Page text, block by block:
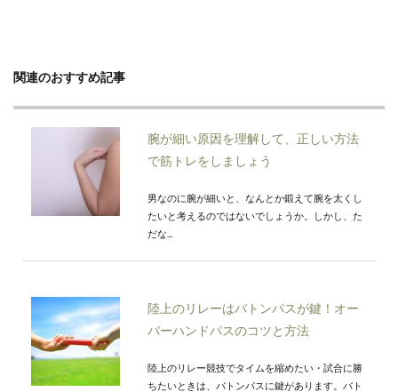
関連のおすすめ記事
腕が細い原因を理解して、正しい方法
で筋トレをしましょう
男なのに腕が細いと、なんとか鍛えて腕を太くし
たいと考えるのではないでしょうか。しかし、た
だな...
陸上のリレーはバトンパスが鍵！オー
バーハンドパスのコツと方法
陸上のリレー競技でタイムを縮めたい・試合に勝
ちたいときは、バトンパスに鍵があります。バト